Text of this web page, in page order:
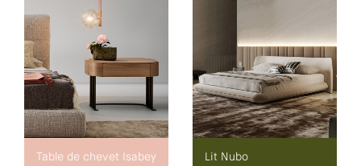
Table de chevet Isabey Lit Nubo